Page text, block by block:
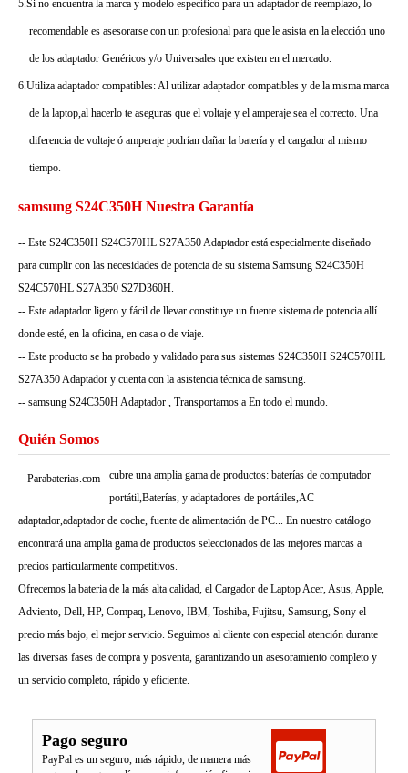
5.Si no encuentra la marca y modelo específico para un adaptador de reemplazo, lo
recomendable es asesorarse con un profesional para que le asista en la elección uno
de los adaptador Genéricos y/o Universales que existen en el mercado.
6.Utiliza adaptador compatibles: Al utilizar adaptador compatibles y de la misma marca
de la laptop,al hacerlo te aseguras que el voltaje y el amperaje sea el correcto. Una
diferencia de voltaje ó amperaje podrían dañar la batería y el cargador al mismo
tiempo.
samsung S24C350H Nuestra Garantía
-- Este S24C350H S24C570HL S27A350 Adaptador está especialmente diseñado
para cumplir con las necesidades de potencia de su sistema Samsung S24C350H
S24C570HL S27A350 S27D360H.
-- Este adaptador ligero y fácil de llevar constituye un fuente sistema de potencia allí
donde esté, en la oficina, en casa o de viaje.
-- Este producto se ha probado y validado para sus sistemas S24C350H S24C570HL
S27A350 Adaptador y cuenta con la asistencia técnica de samsung.
-- samsung S24C350H Adaptador , Transportamos a En todo el mundo.
Quién Somos
Parabaterias.com
cubre una amplia gama de productos: baterías de computador
portátil,Baterías, y adaptadores de portátiles,AC
adaptador,adaptador de coche, fuente de alimentación de PC... En nuestro catálogo
encontrará una amplia gama de productos seleccionados de las mejores marcas a
precios particularmente competitivos.
Ofrecemos la bateria de la más alta calidad, el Cargador de Laptop Acer, Asus, Apple,
Adviento, Dell, HP, Compaq, Lenovo, IBM, Toshiba, Fujitsu, Samsung, Sony el
precio más bajo, el mejor servicio. Seguimos al cliente con especial atención durante
las diversas fases de compra y posventa, garantizando un asesoramiento completo y
un servicio completo, rápido y eficiente.
Pago seguro
PayPal es un seguro, más rápido, de manera más